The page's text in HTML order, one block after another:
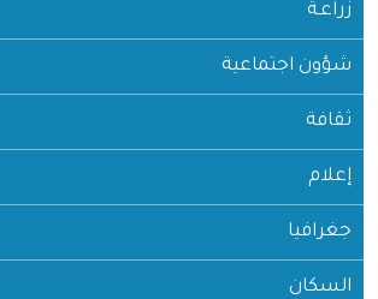
زراعـة
شؤون اجتماعية
ثقافة
إعلام
جغرافيا
السكان